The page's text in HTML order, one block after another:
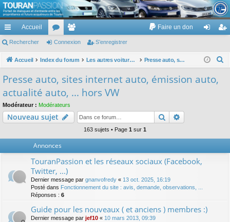
TouranPassion
Le forum des propriétaires ou futurs acquéreurs du Volkswagen Touran
cc
ès
de
Accueil
or
u
e
m
Faire un don
ne nr
Rechercher Connexion S’enregistrer
Accueil Index du forum Les autres voitures et ce qui touche à la voiture Presse auto, sites internet auto, émission auto, actualité auto, ... hors VW
h
Presse auto, sites internet auto, émission auto,
actualité auto, ... hors VW
Modérateur : Modérateurs
Nouveau sujet Rechercher
163 sujets • Page 1 sur 1
Annonces
TouranPassion et les réseaux sociaux (Facebook,
Twitter, ...)
Dernier message par gnanvofredy « 13 oct. 2025, 16:19
Posté dans Fonctionnement du site : avis, demande, observations, ...
Réponses : 6
Guide pour les nouveaux ( et anciens ) membres :)
Dernier message par jef10 « 10 mars 2013, 09:39